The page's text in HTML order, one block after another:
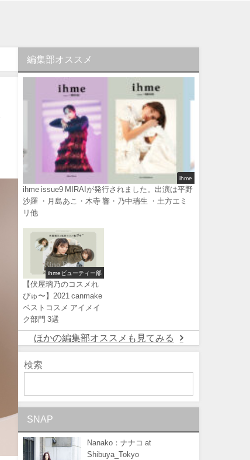
編集部オススメ
ihme
ihme issue9 MIRAIが発行されました。出演は平野
沙羅 ・月島あこ・木寺 響・乃中瑞生 ・土方エミ
リ他
ihmeビューティー部
【伏屋璃乃のコスメれ
びゅ〜】2021 canmake
ベストコスメ アイメイ
ク部門 3選
ほかの編集部オススメも見てみる
検索
SNAP
Nanako：ナナコ at
Shibuya_Tokyo